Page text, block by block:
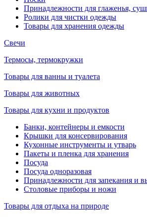
Принадлежности для глаженья,
Ролики для чистки одежды
Товары для хранения одежды
Свечи
Термосы, термокружки
Товары для ванны и туалета
Товары для животных
Товары для кухни и продуктов
Банки, контейнеры и емкости
Крышки для консервирования
Кухонные инструменты и утварь
Пакеты и пленка для хранения
Посуда
Посуда одноразовая
Принадлежности для запекания и
Столовые приборы и ножи
Товары для отдыха на природе